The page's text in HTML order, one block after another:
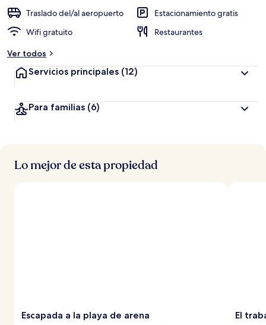
Traslado del/al aeropuerto
Estacionamiento gratis
Wifi gratuito
Restaurantes
Ver todos
Servicios principales (12)
Para familias (6)
Lo mejor de esta propiedad
Escapada a la playa de arena El